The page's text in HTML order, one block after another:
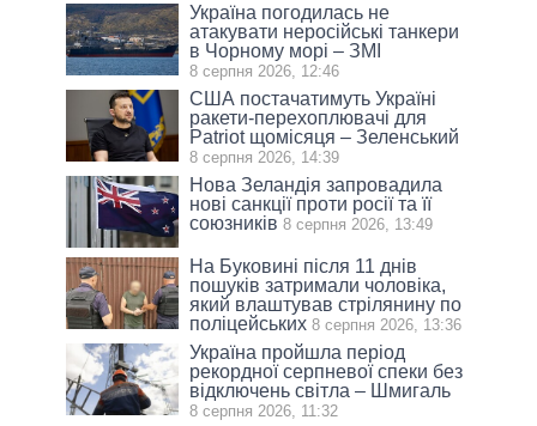
Україна погодилась не
атакувати неросійські танкери
в Чорному морі – ЗМІ
8 серпня 2026, 12:46
США постачатимуть Україні
ракети-перехоплювачі для
Patriot щомісяця – Зеленський
8 серпня 2026, 14:39
Нова Зеландія запровадила
нові санкції проти росії та її
союзників 8 серпня 2026, 13:49
На Буковині після 11 днів
пошуків затримали чоловіка,
який влаштував стрілянину по
поліцейських 8 серпня 2026, 13:36
Україна пройшла період
рекордної серпневої спеки без
відключень світла – Шмигаль
8 серпня 2026, 11:32